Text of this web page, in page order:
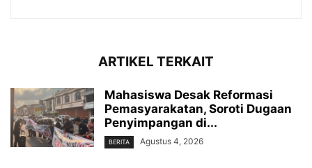
ARTIKEL TERKAIT
Mahasiswa Desak Reformasi
Pemasyarakatan, Soroti Dugaan
Penyimpangan di...
BERITA Agustus 4, 2026